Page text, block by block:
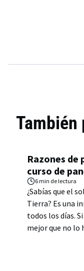
Razones de
curso de
6 min de lectura
¿Sabías que el
Tierra? Es una
todos los días.
mejor que no lo